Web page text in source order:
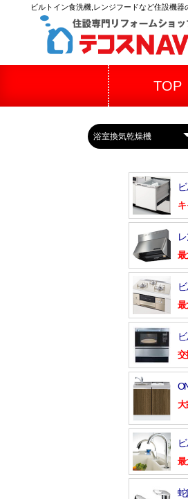
ビルトイン食洗機,レンジフードなど住設機
TOP
キ
最
最
交
大
最
蛇